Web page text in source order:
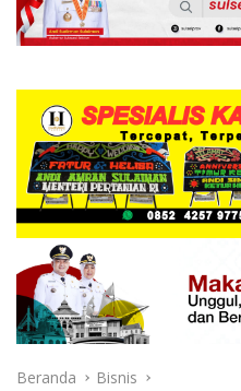
Beranda Bisnis